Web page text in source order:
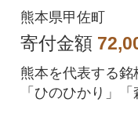
【ZM】
熊本県甲佐町
寄付金額
熊本を代表する銘
「ひのひかり」